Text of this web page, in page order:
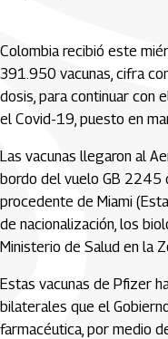
Colombia recibió este
391.950 vacunas, cifra
dosis, para continuar con
el Covid-19, puesto en
Las vacunas llegaron al
bordo del vuelo GB 2245
procedente de Miami
de nacionalización, los
Ministerio de Salud en la
Estas vacunas de Pfizer
bilaterales que el
farmacéutica, por medio